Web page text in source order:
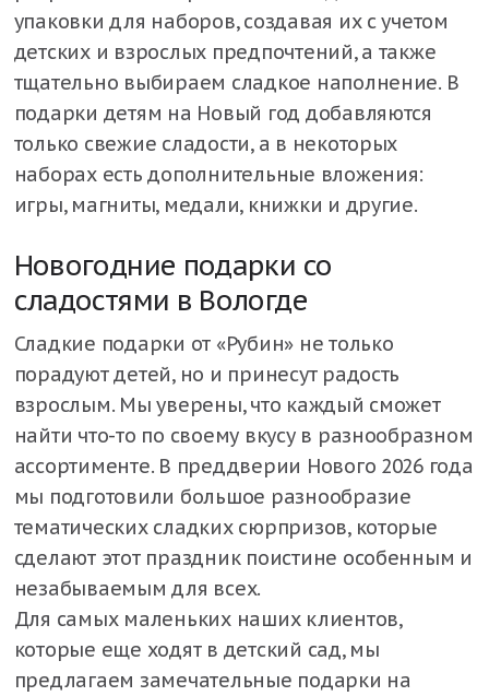
упаковки для наборов, создавая их с учетом
детских и взрослых предпочтений, а также
тщательно выбираем сладкое наполнение. В
подарки детям на Новый год добавляются
только свежие сладости, а в некоторых
наборах есть дополнительные вложения:
игры, магниты, медали, книжки и другие.
Новогодние подарки со
сладостями в Вологде
Сладкие подарки от «Рубин» не только
порадуют детей, но и принесут радость
взрослым. Мы уверены, что каждый сможет
найти что-то по своему вкусу в разнообразном
ассортименте. В преддверии Нового 2026 года
мы подготовили большое разнообразие
тематических сладких сюрпризов, которые
сделают этот праздник поистине особенным и
незабываемым для всех.
Для самых маленьких наших клиентов,
которые еще ходят в детский сад, мы
предлагаем замечательные подарки на